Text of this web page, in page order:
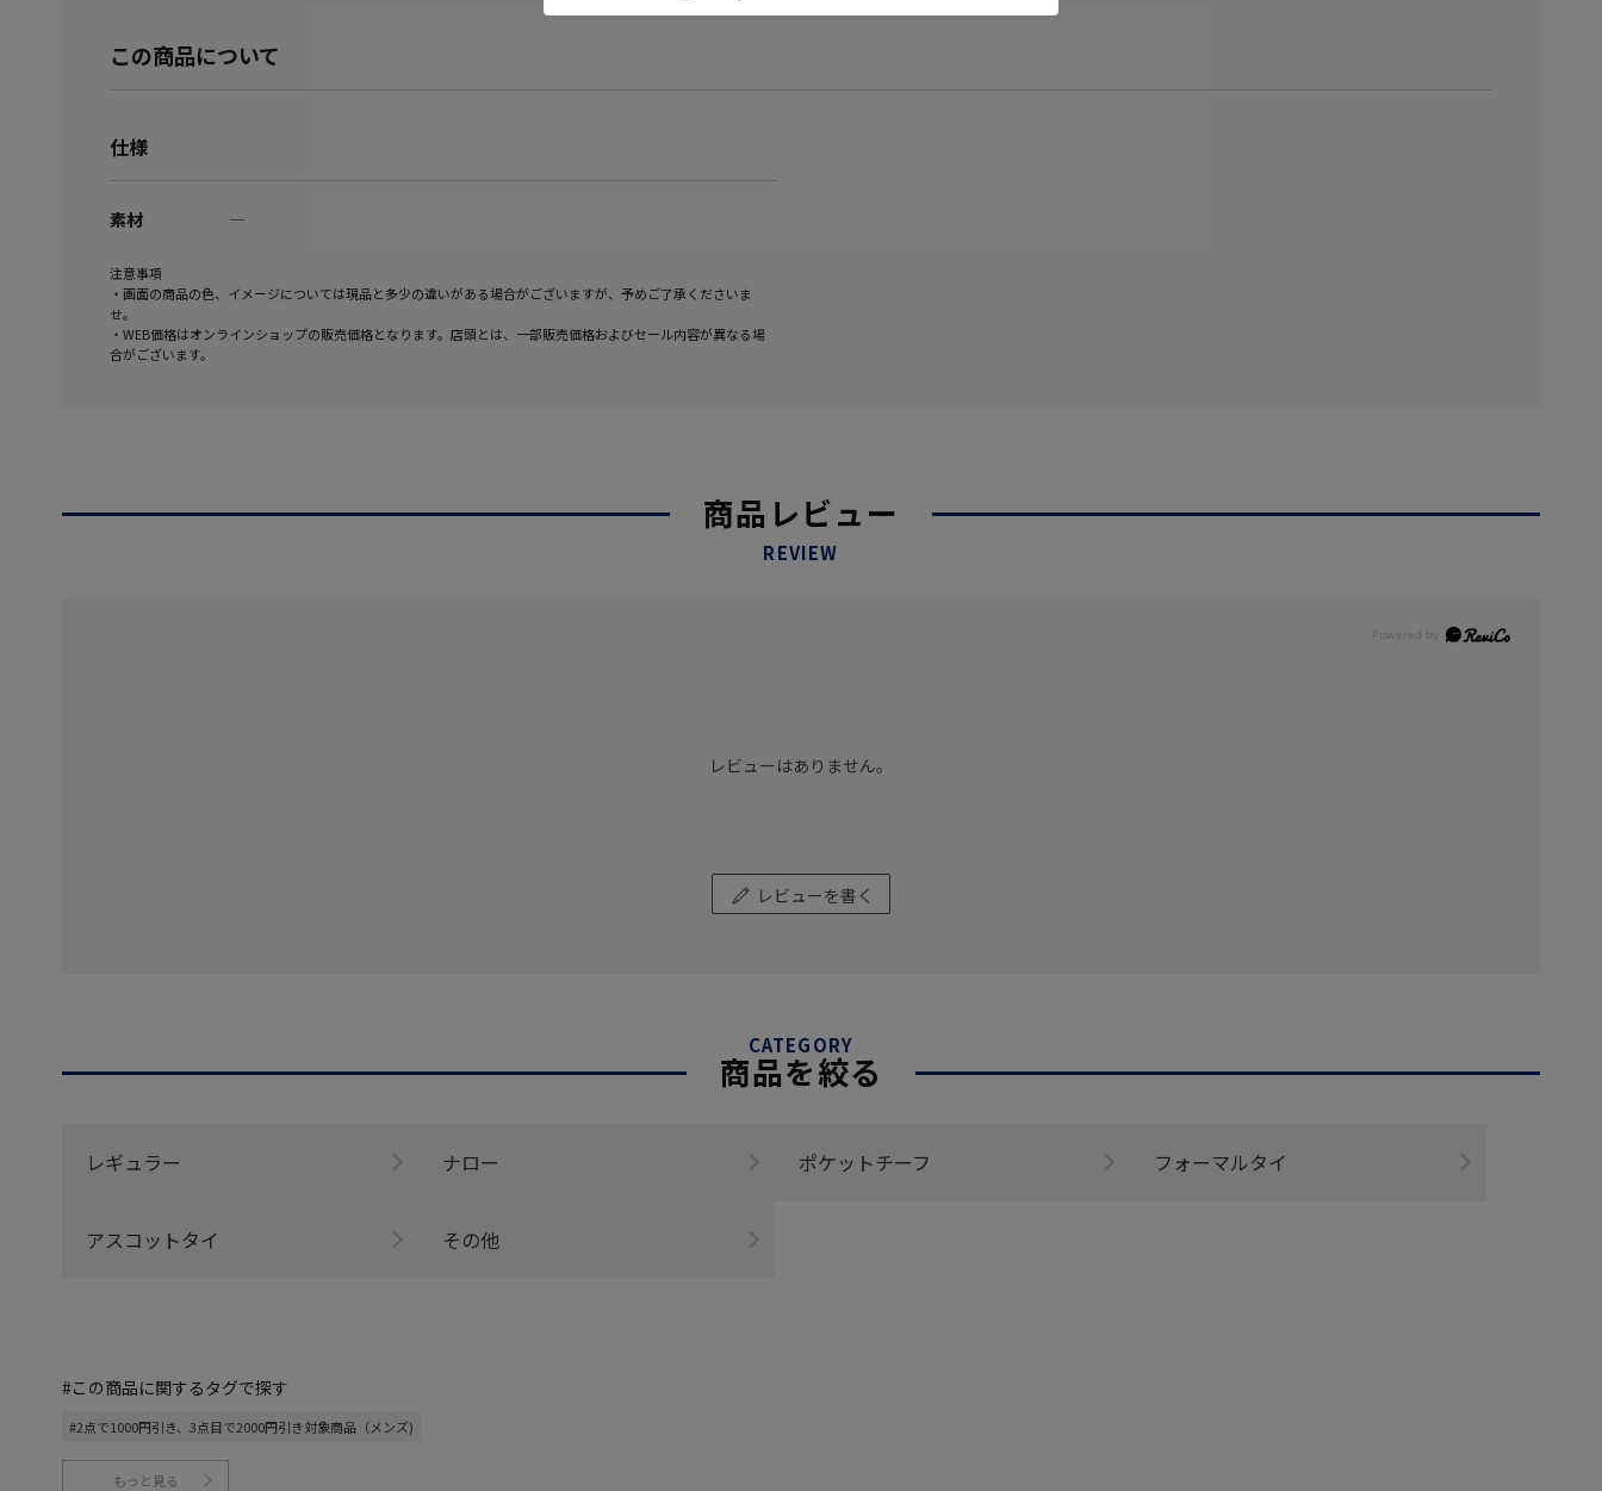
この商品について
仕様
素材 ―
注意事項
・画面の商品の色、イメージについては現品と多少の違いがある場合がございますが、予めご了承くださいま
せ。
・WEB価格はオンラインショップの販売価格となります。店頭とは、一部販売価格およびセール内容が異なる場
合がございます。
商品レビュー
REVIEW
レビューはありません。
レビューを書く
CATEGORY
商品を絞る
レギュラー ナロー ポケットチーフ フォーマルタイ
アスコットタイ その他
#この商品に関するタグで探す
#2点で1000円引き、3点目で2000円引き対象商品（メンズ)
もっと見る